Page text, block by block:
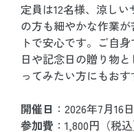
定員は12名様、涼し
の方も細やかな作業
トで安心です。ご自
日や記念日の贈り物
ってみたい方にもおす
開催日 ：2026年7月16
参加費 ：1,800円（税込